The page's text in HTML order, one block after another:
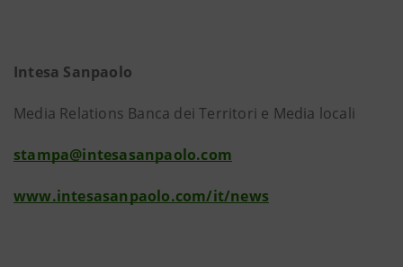
Intesa Sanpaolo
Media Relations Banca dei Territori e Media locali
stampa@intesasanpaolo.com
www.intesasanpaolo.com/it/news